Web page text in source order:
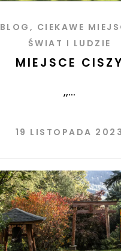
BLOG , CIEKAWE
ŚWIAT I LUDZIE
MIEJSCE CISZY
,,
19 LISTOPADA 2023